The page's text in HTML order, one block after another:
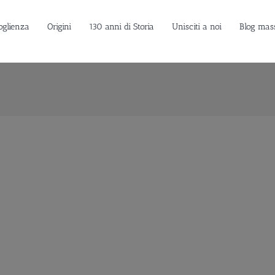
Origini 130 anni di Storia Unisciti a noi Blog